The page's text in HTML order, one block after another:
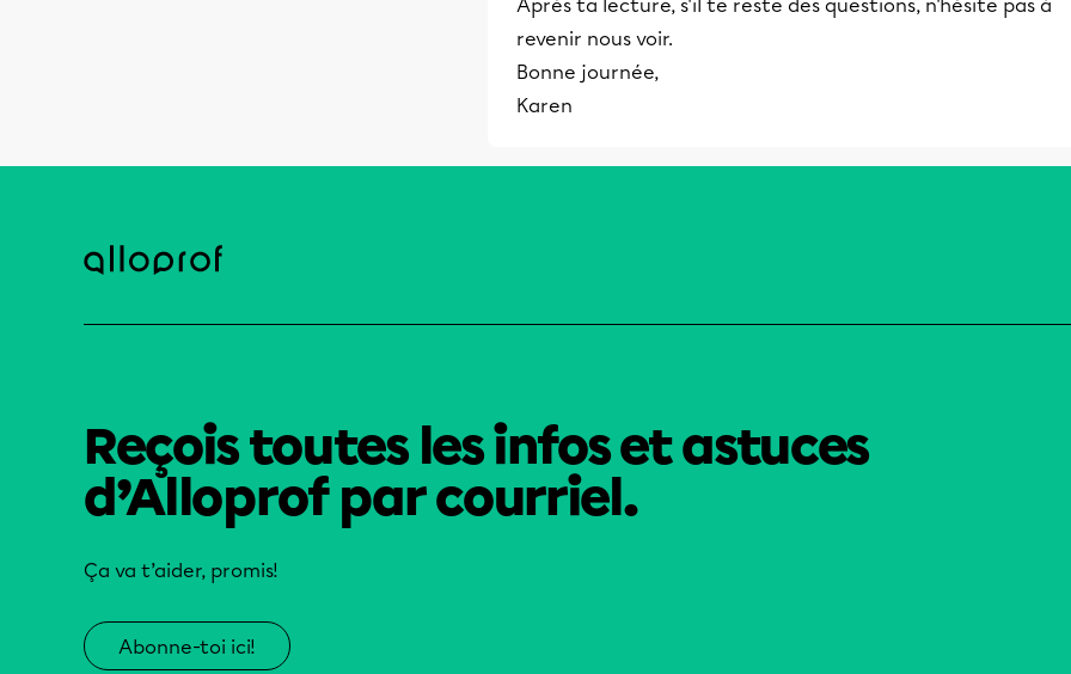
Après ta lecture, s'il te reste des questions, n'hésite pas à
revenir nous voir.
Bonne journée,
Karen
Reçois toutes les infos et astuces
d’Alloprof par courriel.
Ça va t’aider, promis!
Abonne-toi ici!